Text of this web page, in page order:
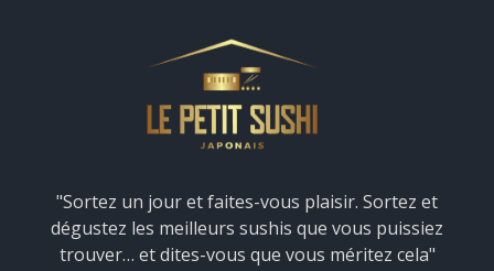
"Sortez un jour et faites-vous plaisir. Sortez et
dégustez les meilleurs sushis que vous puissiez
trouver… et dites-vous que vous méritez cela"